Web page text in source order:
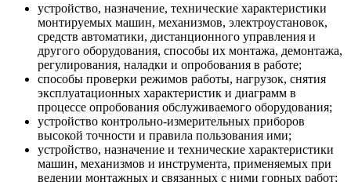
устройство, назначение, технические характеристики
монтируемых машин, механизмов, электроустановок,
средств автоматики, дистанционного управления и
другого оборудования, способы их монтажа, демонтажа,
регулирования, наладки и опробования в работе;
способы проверки режимов работы, нагрузок, снятия
эксплуатационных характеристик и диаграмм в
процессе опробования обслуживаемого оборудования;
устройство контрольно-измерительных приборов
высокой точности и правила пользования ими;
устройство, назначение и технические характеристики
машин, механизмов и инструмента, применяемых при
ведении монтажных и связанных с ними горных работ;